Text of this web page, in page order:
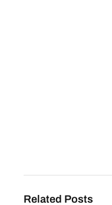
Related Posts